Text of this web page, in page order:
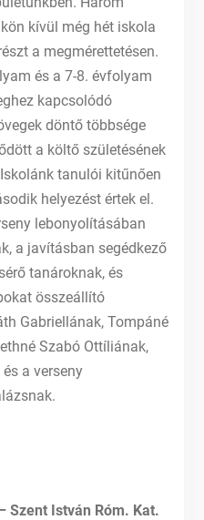
kívül még hét iskola
a megmérettetésen.
és a 7-8. évfolyam
kapcsolódó
döntő többsége
a költő születésének
tanulói kitűnően
helyezést értek el.
lebonyolításában
a javításban segédkező
tanároknak, és
összeállító
Gabriellának, Tompáné
Szabó Ottíliának,
a verseny
Szent István Róm. Kat.